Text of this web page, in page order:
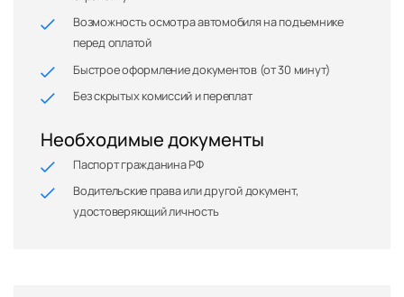
Возможность осмотра автомобиля на подъемнике
перед оплатой
Быстрое оформление документов (от 30 минут)
Без скрытых комиссий и переплат
Необходимые документы
Паспорт гражданина РФ
Водительские права или другой документ,
удостоверяющий личность